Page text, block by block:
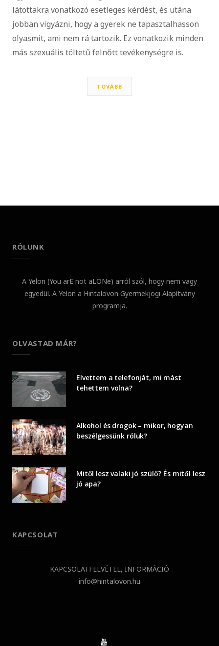
látottakra vonatkozó esetleges kérdést, és utána
jobban vigyázni, hogy a gyerek ne tapasztalhasson
olyasmit, ami nem rá tartozik. Ez vonatkozik minden
más szexuális töltetű felnőtt tevékenységre is.
TOVÁBB
RÓLUNK
A Yelon (You arE not aLONe) arról szól, hogy nem vagy
egyedül. A Yelon a Hintalovon Gyermekjogi Alapítvány
programja.
OLVASTAD MÁR?
Elvettem a telefonját, mi mást
tehettem volna?
Alkohol és drogok – mikor, hogyan
beszélgessünk róluk?
Mitől lesz valaki jó szülő? És mitől lesz
jó apa?
KAPCSOLAT
KAPCSOLATFELVÉTEL, INFORMÁCIÓ
info@hintalovon.hu